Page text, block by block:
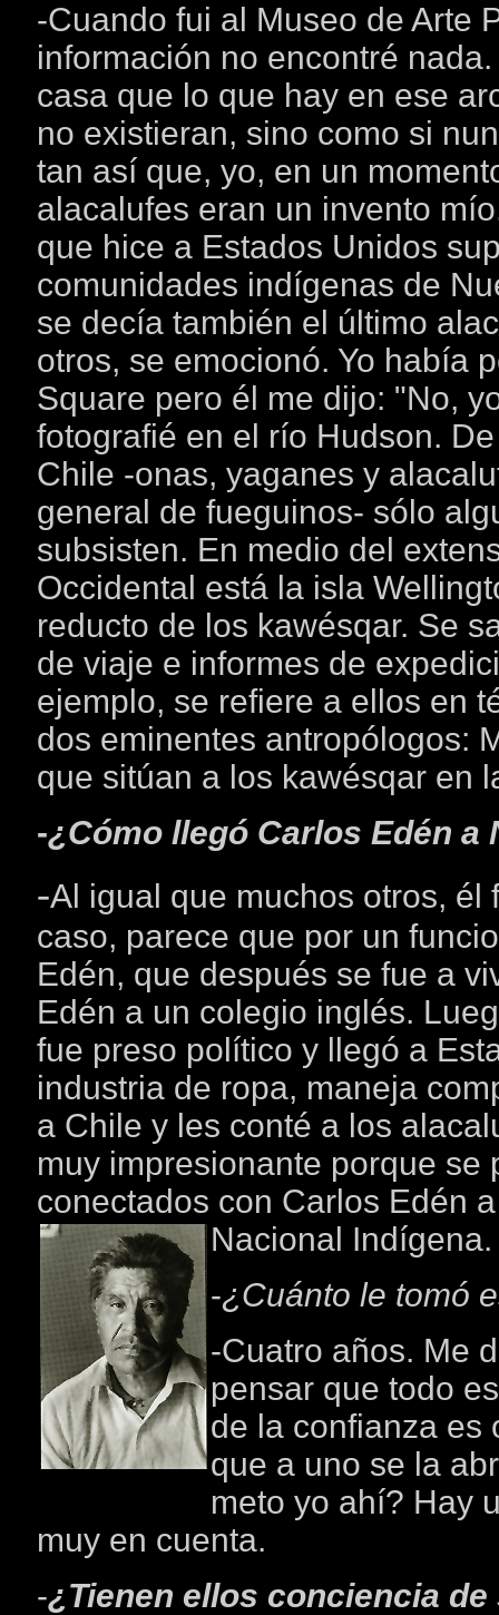
-Cuando fui al Museo de Arte
información no encontré
casa que lo que hay en ese
no existieran, sino como si
tan así que, yo, en un
alacalufes eran un invento
que hice a Estados Unidos
comunidades indígenas de
se decía también el último
otros, se emocionó. Yo había
Square pero él me dijo: "No,
fotografié en el río Hudson.
Chile -onas, yaganes y
general de fueguinos- sólo
subsisten. En medio del
Occidental está la isla
reducto de los kawésqar. Se
de viaje e informes de
ejemplo, se refiere a ellos en
dos eminentes antropólogos:
que sitúan a los kawésqar en
-¿Cómo llegó Carlos Edén a
-Al igual que muchos otros,
caso, parece que por un
Edén, que después se fue a
Edén a un colegio inglés.
fue preso político y llegó a
industria de ropa, maneja
a Chile y les conté a los
muy impresionante porque se
conectados con Carlos Edén
Nacional Indígena.
-¿Cuánto le tomó
-Cuatro años. Me
pensar que todo
de la confianza es
que a uno se la
meto yo ahí? Hay
muy en cuenta.
-¿Tienen ellos conciencia